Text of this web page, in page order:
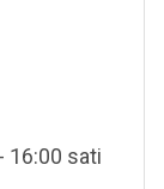
16:00 sati